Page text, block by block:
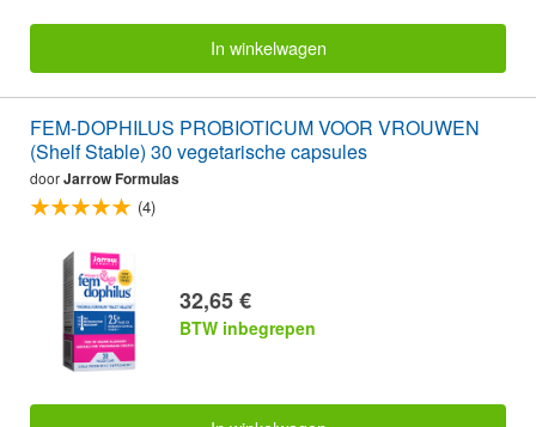
In winkelwagen
FEM-DOPHILUS PROBIOTICUM VOOR VROUWEN
(Shelf Stable) 30 vegetarische capsules
doorJarrow Formulas
(4)
32,65 €
BTW inbegrepen